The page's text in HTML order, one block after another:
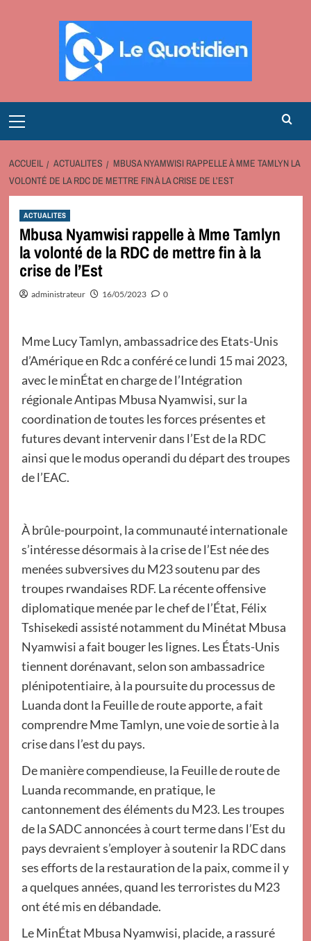
Menu
ACCUEIL ACTUALITES
MBUSA NYAMWISI RAPPELLE À MME TAMLYN LA
VOLONTÉ DE LA RDC DE METTRE FIN À LA CRISE DE L’EST
ACTUALITES
Mbusa Nyamwisi rappelle à Mme Tamlyn
la volonté de la RDC de mettre fin à la
crise de l’Est
administrateur 16/05/2023 0
Mme Lucy Tamlyn, ambassadrice des Etats-Unis
d’Amérique en Rdc a conféré ce lundi 15 mai 2023,
avec le minÉtat en charge de l’Intégration
régionale Antipas Mbusa Nyamwisi, sur la
coordination de toutes les forces présentes et
futures devant intervenir dans l’Est de la RDC
ainsi que le modus operandi du départ des troupes
de l’EAC.
À brûle-pourpoint, la communauté internationale
s’intéresse désormais à la crise de l’Est née des
menées subversives du M23 soutenu par des
troupes rwandaises RDF. La récente offensive
diplomatique menée par le chef de l’État, Félix
Tshisekedi assisté notamment du Minétat Mbusa
Nyamwisi a fait bouger les lignes. Les États-Unis
tiennent dorénavant, selon son ambassadrice
plénipotentiaire, à la poursuite du processus de
Luanda dont la Feuille de route apporte, a fait
comprendre Mme Tamlyn, une voie de sortie à la
crise dans l’est du pays.
De manière compendieuse, la Feuille de route de
Luanda recommande, en pratique, le
cantonnement des éléments du M23. Les troupes
de la SADC annoncées à court terme dans l’Est du
pays devraient s’employer à soutenir la RDC dans
ses efforts de la restauration de la paix, comme il y
a quelques années, quand les terroristes du M23
ont été mis en débandade.
Le MinÉtat Mbusa Nyamwisi, placide, a rassuré